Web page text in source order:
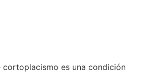
cortoplacismo es una condición